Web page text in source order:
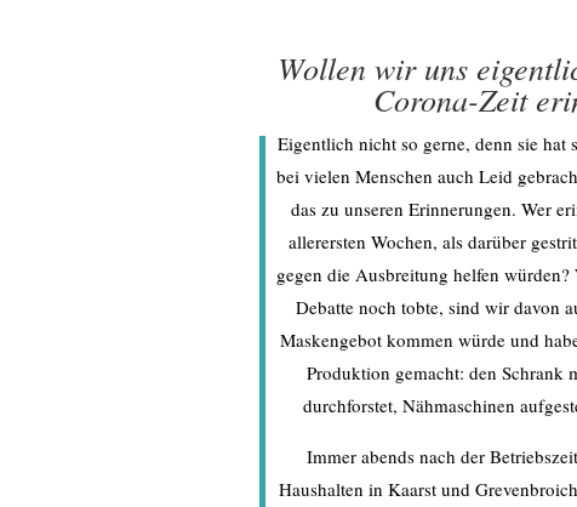
Wollen wir uns
Corona-Zeit
Eigentlich nicht so gerne, denn sie hat
bei vielen Menschen auch Leid
das zu unseren Erinnerungen. Wer
allerersten Wochen, als darüber
gegen die Ausbreitung helfen
Debatte noch tobte, sind wir davon
Maskengebot kommen würde und
Produktion gemacht: den Schrank
durchforstet, Nähmaschinen
Immer abends nach der
Haushalten in Kaarst und